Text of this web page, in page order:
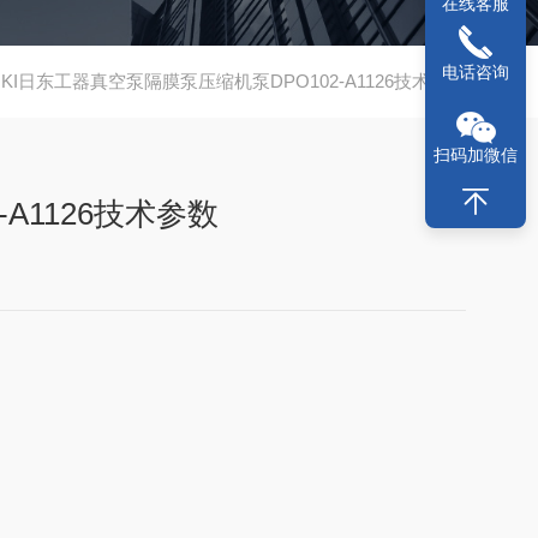
日东工器真空泵隔膜泵压缩机泵DPO102-A1126技术参数
技术参数
在线客服
电话咨询
扫码加微信